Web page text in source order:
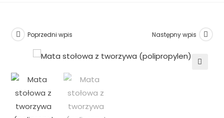
Poprzedni wpis Następny wpis